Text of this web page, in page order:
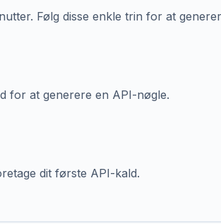
Følg disse enkle trin for at
for at generere en API-nøgle.
dit første API-kald.